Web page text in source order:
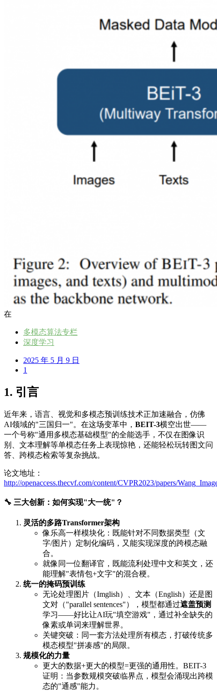
在
多模态算法专栏
深度学习
2025 年 5 月 9 日
1
1. 引言
近年来，语言、视觉和多模态预训练技术正加速融合，仿佛
AI领域的"三国归一"。在这场变革中， BEIT-3横空出世——
一个号称"通用多模态基础模型"的全能选手，不仅在图像识
别、文本理解等单模态任务上表现惊艳，还能轻松玩转图文问
答、跨模态检索等复杂挑战。
论文地址：
http://openaccess.thecvf.com/content/CVPR2023/papers/
🔧 三大创新：如何实现"大一统"？
灵活的多路Transformer架构
像乐高一样模块化：既能针对不同数据类型（文
字/图片）定制化编码，又能实现深度的跨模态融
合。
就像同一位翻译官，既能流利处理中文和英文，还
能理解"表情包+文字"的混合梗。
统一的掩码预训练
无论处理图片（Imglish）、文本（English）还是图
文对（"parallel sentences"），模型都通过遮盖预测
学习——好比让AI玩"填空游戏"，通过补全缺失的
像素或单词来理解世界。
关键突破：同一套方法处理所有模态，打破传统多
模态模型"拼凑感"的局限。
规模化的力量
更大的数据+更大的模型=更强的通用性。BEIT-3
证明：当参数规模突破临界点，模型会涌现出跨模
态的"通感"能力。